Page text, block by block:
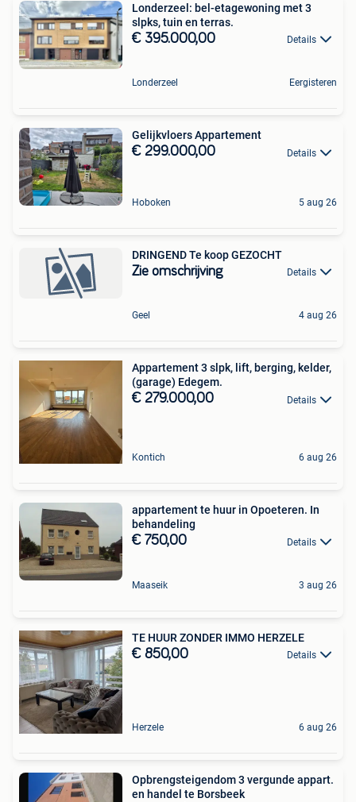
Londerzeel: bel-etagewoning met 3
slpks, tuin en terras.
€ 395.000,00 Details
Londerzeel Eergisteren
Gelijkvloers Appartement
€ 299.000,00 Details
Hoboken 5 aug 26
DRINGEND Te koop GEZOCHT
Zie omschrijving Details
Geel 4 aug 26
Appartement 3 slpk, lift, berging, kelder,
(garage) Edegem.
€ 279.000,00 Details
Kontich 6 aug 26
appartement te huur in Opoeteren. In
behandeling
€ 750,00 Details
Maaseik 3 aug 26
TE HUUR ZONDER IMMO HERZELE
€ 850,00 Details
Herzele 6 aug 26
Opbrengsteigendom 3 vergunde appart.
en handel te Borsbeek